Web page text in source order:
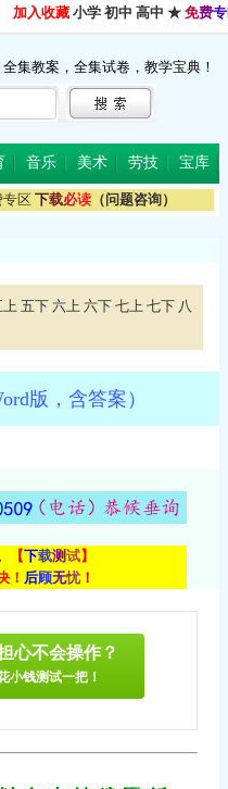
加入收藏 小学 初中 高中 ★ 免费专
集教案，全集试卷，教学宝典！
音乐 美术 劳技 宝库
区 下载必读 （问题咨询）
上 五下 六上 六下 七上 七下 八
版，含答案）
【下载测试】
！ 后顾无忧！
心不会操作？
小钱测试一把！